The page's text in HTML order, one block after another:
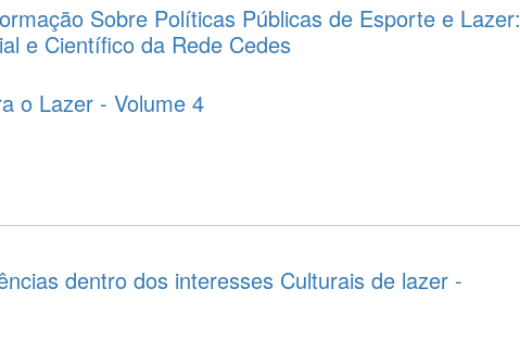
Sobre Políticas Públicas de Esporte e Lazer:
e Científico da Rede Cedes
o Lazer - Volume 4
dentro dos interesses Culturais de lazer -